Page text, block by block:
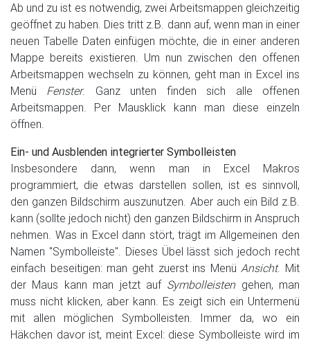
Ab und zu ist es notwendig, zwei Arbeitsmappen gleichzeitig
geöffnet zu haben. Dies tritt z.B. dann auf, wenn man in einer
neuen Tabelle Daten einfügen möchte, die in einer anderen
Mappe bereits existieren. Um nun zwischen den offenen
Arbeitsmappen wechseln zu können, geht man in Excel ins
Menü Fenster. Ganz unten finden sich alle offenen
Arbeitsmappen. Per Mausklick kann man diese einzeln
öffnen.
Ein- und Ausblenden integrierter Symbolleisten
Insbesondere dann, wenn man in Excel Makros
programmiert, die etwas darstellen sollen, ist es sinnvoll,
den ganzen Bildschirm auszunutzen. Aber auch ein Bild z.B.
kann (sollte jedoch nicht) den ganzen Bildschirm in Anspruch
nehmen. Was in Excel dann stört, trägt im Allgemeinen den
Namen "Symbolleiste". Dieses Übel lässt sich jedoch recht
einfach beseitigen: man geht zuerst ins MenüAnsicht. Mit
der Maus kann man jetzt auf Symbolleistengehen, man
muss nicht klicken, aber kann. Es zeigt sich ein Untermenü
mit allen möglichen Symbolleisten. Immer da, wo ein
Häkchen davor ist, meint Excel: diese Symbolleiste wird im